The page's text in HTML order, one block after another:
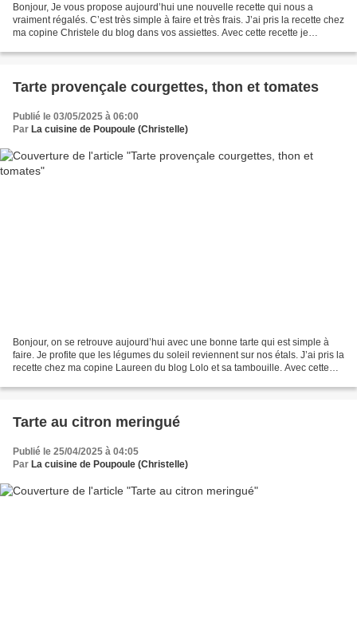
Bonjour, Je vous propose aujourd’hui une nouvelle recette qui nous a
vraiment régalés. C’est très simple à faire et très frais. J’ai pris la recette chez
ma copine Christele du blog dans vos assiettes. Avec cette recette je
Tarte provençale courgettes, thon et tomates
Publié le 03/05/2025 à 06:00
Par La cuisine de Poupoule (Christelle)
Bonjour, on se retrouve aujourd’hui avec une bonne tarte qui est simple à
faire. Je profite que les légumes du soleil reviennent sur nos étals. J’ai pris la
recette chez ma copine Laureen du blog Lolo et sa tambouille. Avec cette
Tarte au citron meringué
Publié le 25/04/2025 à 04:05
Par La cuisine de Poupoule (Christelle)